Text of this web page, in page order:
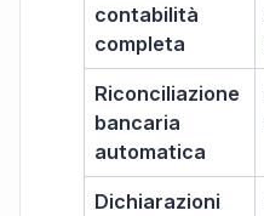
contabilità
completa
Riconciliazione
bancaria
automatica
Dichiarazioni